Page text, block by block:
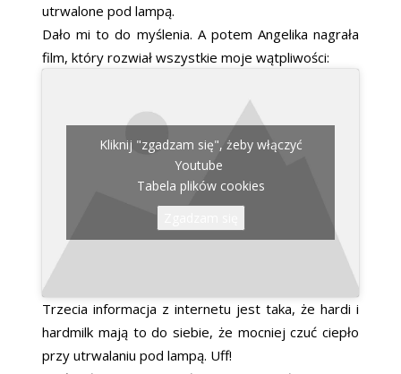
utrwalone pod lampą.
Dało mi to do myślenia. A potem Angelika nagrała
film, który rozwiał wszystkie moje wątpliwości:
Kliknij "zgadzam się", żeby włączyć
Youtube
Tabela plików cookies
Trzecia informacja z internetu jest taka, że hardi i
hardmilk mają to do siebie, że mocniej czuć ciepło
przy utrwalaniu pod lampą. Uff!